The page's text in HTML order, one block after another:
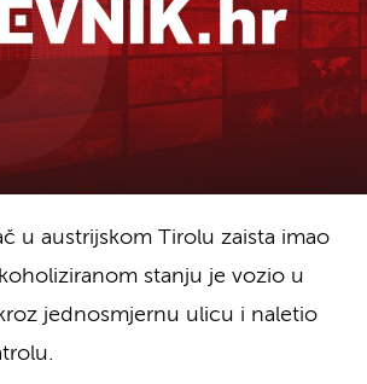
u austrijskom Tirolu zaista imao
stanju je vozio u
jednosmjernu ulicu i naletio